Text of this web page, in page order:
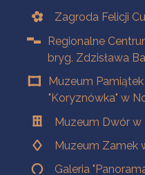
Zagroda Felicji
Regionalne
bryg. Zdzisława
Muzeum
"Koryznówka" w
Muzeum Dwór w
Muzeum Zamek
Galeria